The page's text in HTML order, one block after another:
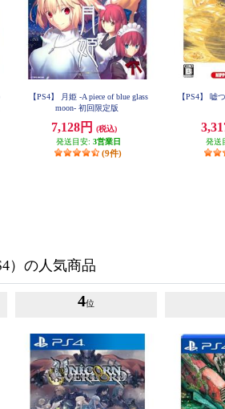
【PS4】 月姫 -A piece of blue glass
moon- 初回限定版
7,128円
(税込)
発送目安: 3営業日
(9件)
【PS4】 嘘
発送
）の人気商品
4位